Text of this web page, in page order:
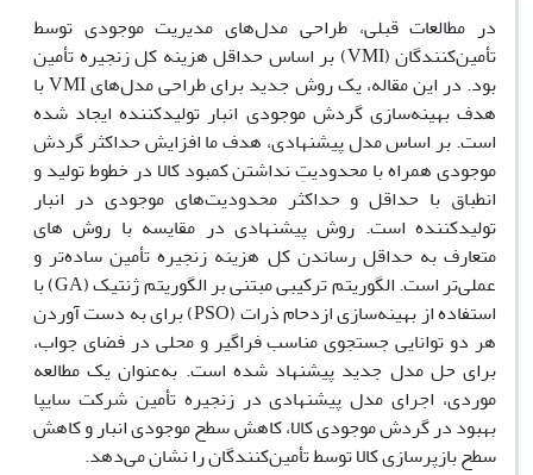
در مطالعات قبلی، طراحی مدل‌های مدیریت موجودی توسط
تأمین‌کنندگان (VMI) بر اساس حداقل هزینه کل زنجیره تأمین
بود. در این مقاله، یک روش جدید برای طراحی مدل‌های VMI با
هدف بهینه‌سازی گردش موجودی انبار تولیدکننده ایجاد شده
است. بر اساس مدل پیشنهادی، هدف ما افزایش حداکثر گردش
موجودی همراه با محدودیتِ نداشتن کمبود کالا در خطوط تولید و
انطباق با حداقل و حداکثر محدودیت‌های موجودی در انبار
تولیدکننده است. روش پیشنهادی در مقایسه با روش های
متعارف به حداقل رساندن کل هزینه زنجیره تأمین ساده‌تر و
عملی‌تر است. الگوریتم ترکیبی مبتنی بر الگوریتم ژنتیک (GA) با
استفاده از بهینه‌سازی ازدحام ذرات (PSO) برای به دست آوردن
هر دو توانایی جستجوی مناسب فراگیر و محلی در فضای جواب،
برای حل مدل جدید پیشنهاد شده است. به‌عنوان یک مطالعه
موردی، اجرای مدل پیشنهادی در زنجیره تأمین شرکت سایپا
بهبود در گردش موجودی کالا، کاهش سطح موجودی انبار و کاهش
سطح بازپرسازی کالا توسط تأمین‌کنندگان را نشان می‌دهد.